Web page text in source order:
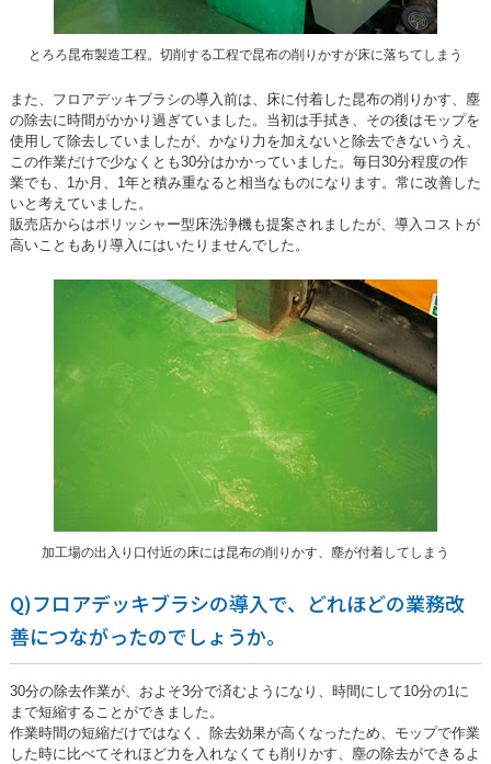
とろろ昆布製造工程。切削する工程で昆布の削りかすが床に落ちてしまう
また、フロアデッキブラシの導入前は、床に付着した昆布の削りかす、塵
の除去に時間がかかり過ぎていました。当初は手拭き、その後はモップを
使用して除去していましたが、かなり力を加えないと除去できないうえ、
この作業だけで少なくとも30分はかかっていました。毎日30分程度の作
業でも、1か月、1年と積み重なると相当なものになります。常に改善した
いと考えていました。
販売店からはポリッシャー型床洗浄機も提案されましたが、導入コストが
高いこともあり導入にはいたりませんでした。
加工場の出入り口付近の床には昆布の削りかす、塵が付着してしまう
Q)フロアデッキブラシの導入で、どれほどの業務改
善につながったのでしょうか。
30分の除去作業が、およそ3分で済むようになり、時間にして10分の1に
まで短縮することができました。
作業時間の短縮だけではなく、除去効果が高くなったため、モップで作業
した時に比べてそれほど力を入れなくても削りかす、塵の除去ができるよ